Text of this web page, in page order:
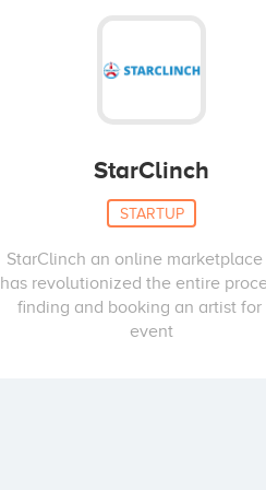
StarClinch
STARTUP
StarClinch an online
has revolutionized the entire
finding and booking an artist for
event